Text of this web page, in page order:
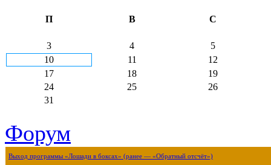
П В С
3 4
5
10
11
12
17
18
19
24
25
26
31
Форум
Выход программы «Лошади в боксах» (ранее — «Обратный отсчёт»)